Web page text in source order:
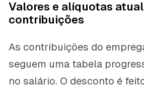
Valores e alíquotas
contribuições
As contribuições do
seguem uma tabela
no salário. O desconto é